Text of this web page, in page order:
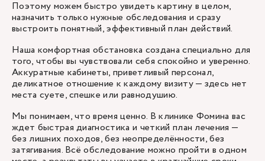
Поэтому можем быстро увидеть картину в целом,
назначить только нужные обследования и сразу
выстроить понятный, эффективный план действий.
Наша комфортная обстановка создана специально для
того, чтобы вы чувствовали себя спокойно и уверенно.
Аккуратные кабинеты, приветливый персонал,
деликатное отношение к каждому визиту — здесь нет
места суете, спешке или равнодушию.
Мы понимаем, что время ценно. В клинике Фомина вас
ждет быстрая диагностика и четкий план лечения —
без лишних походов, без неопределённости, без
затягивания. Всё обследование можно пройти в одном